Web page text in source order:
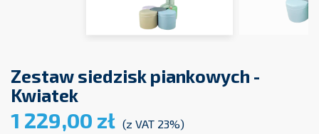
Zestaw siedzisk piankowych -
Kwiatek
1 229,00 zł (z VAT 23%)